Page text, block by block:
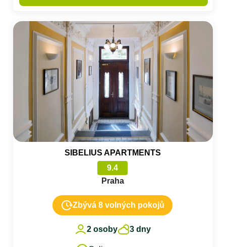
SIBELIUS APARTMENTS
9.4
Praha
Zbývá 8 volných pokojů
2 osoby 3 dny